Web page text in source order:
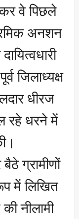
वे पिछले
अनशन
जिलाध्यक्ष
धीरज
रहे धरने में
ग्रामीणों
में लिखित
नीलामी